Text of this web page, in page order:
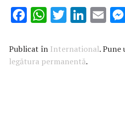
F
e
b
W
at
s
T
it
te
Li
k
e
E
ai
Publicat în International. Pune
legătura permanentă.